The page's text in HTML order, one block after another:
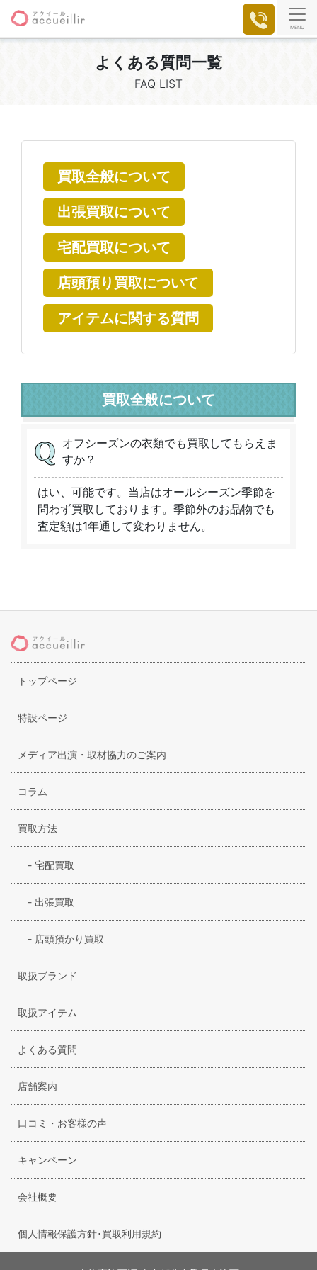
MENU
よくある質問一覧
FAQ LIST
買取全般について
出張買取について
宅配買取について
店頭預り買取について
アイテムに関する質問
買取全般について
オフシーズンの衣類でも買取してもらえま
すか？
はい、可能です。当店はオールシーズン季節を
問わず買取しております。季節外のお品物でも
査定額は1年通して変わりません。
トップページ
特設ページ
メディア出演・取材協力のご案内
コラム
買取方法
- 宅配買取
- 出張買取
- 店頭預かり買取
取扱ブランド
取扱アイテム
よくある質問
店舗案内
口コミ・お客様の声
キャンペーン
会社概要
個人情報保護方針･買取利用規約